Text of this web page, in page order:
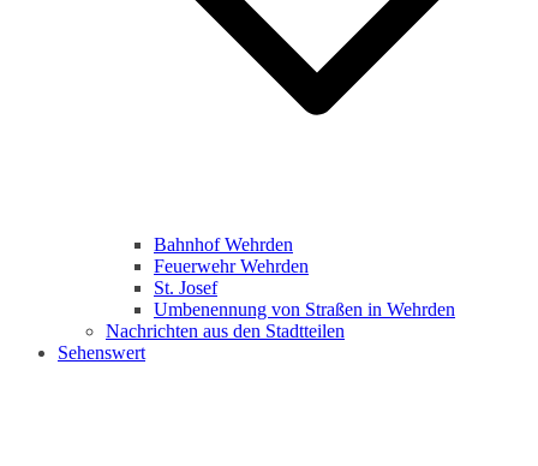
Bahnhof Wehrden
Feuerwehr Wehrden
St. Josef
Umbenennung von Straßen in Wehrden
Nachrichten aus den Stadtteilen
Sehenswert